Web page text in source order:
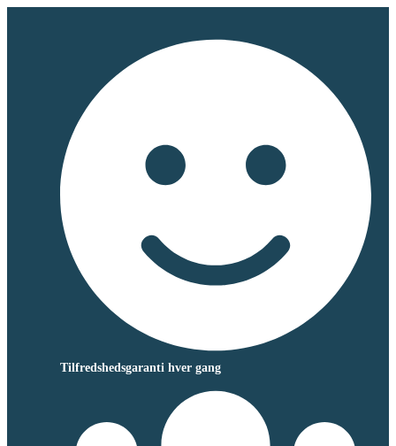
Tilfredshedsgaranti hver gang